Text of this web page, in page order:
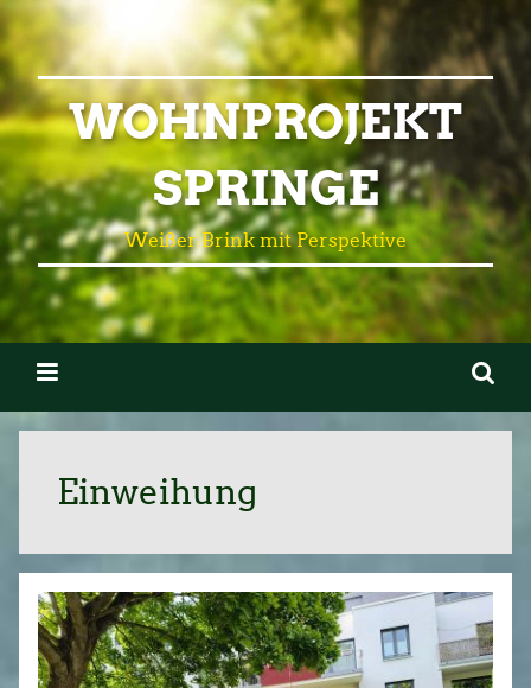
WOHNPROJEKT
SPRINGE
Weißer Brink mit Perspektive
Einweihung